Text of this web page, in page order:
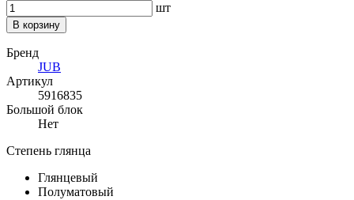
шт
В корзину
Бренд
JUB
Артикул
5916835
Большой блок
Нет
Степень глянца
Глянцевый
Полуматовый